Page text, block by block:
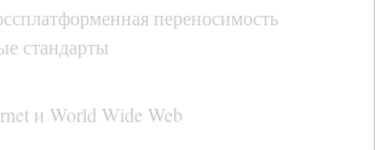
переносимость
стандарты
и World Wide Web